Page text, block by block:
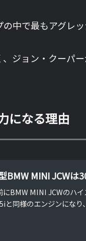
中で最もアグレ
ジョン・クーパ
になる理由
BMW MINI JCWは
にBMW MINI JCWのハ
と同様のエンジンになり